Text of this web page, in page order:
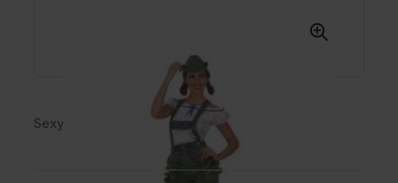
Sexy Tiroler Hose